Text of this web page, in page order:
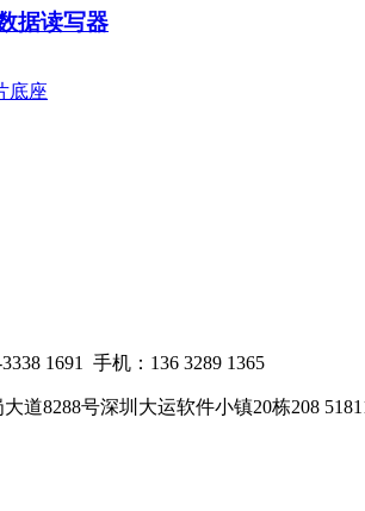
据读写器
底座
1691 手机：136 3289 1365
道8288号深圳大运软件小镇20栋208